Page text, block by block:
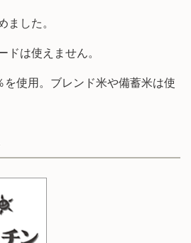
した。
ドは使えません。
使用。ブレンド米や備蓄米は使